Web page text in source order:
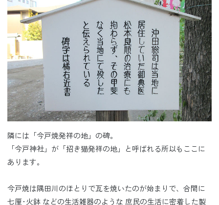
隣には「今戸焼発祥の地」の碑。
「今戸神社」が「招き猫発祥の地」と呼ばれる所以もここに
あります。
今戸焼は隅田川のほとりで瓦を焼いたのが始まりで、合間に
七厘･火鉢 などの生活雑器のような 庶民の生活に密着した製